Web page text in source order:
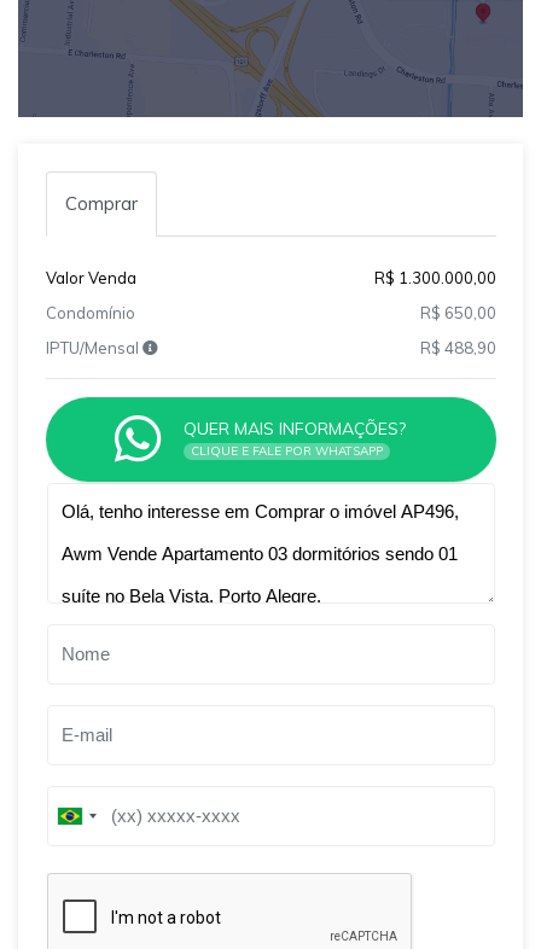
Comprar
Valor Venda
R$ 1.300.000,00
Condomínio
R$ 650,00
IPTU/Mensal
R$ 488,90
QUER MAIS INFORMAÇÕES?
CLIQUE E FALE POR WHATSAPP
B
i